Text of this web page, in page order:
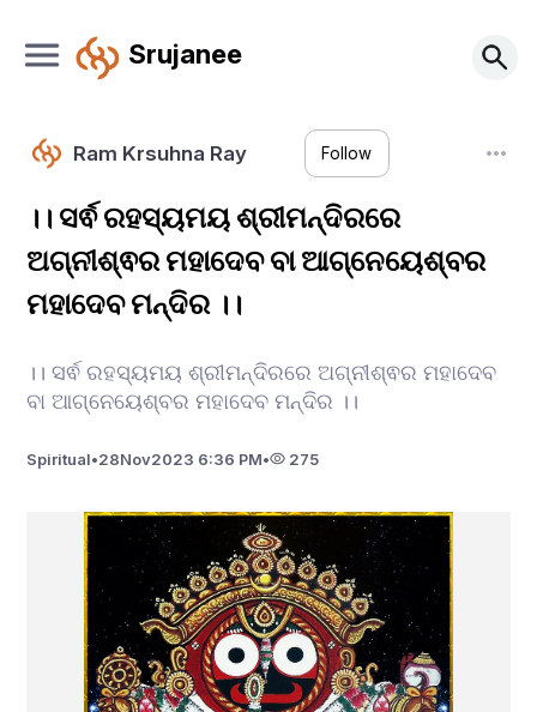
Srujanee
Ram Krsuhna Ray Follow
।। ସର୍ଵ ରହସ୍ୟମୟ ଶ୍ରୀମନ୍ଦିରରେ
ଅଗ୍ନୀଶ୍ଵର ମହାଦେବ ବା ଆଗ୍ନେୟେଶ୍ବର
ମହାଦେବ ମନ୍ଦିର ।।
।। ସର୍ଵ ରହସ୍ୟମୟ ଶ୍ରୀମନ୍ଦିରରେ ଅଗ୍ନୀଶ୍ଵର ମହାଦେବ
ବା ଆଗ୍ନେୟେଶ୍ବର ମହାଦେବ ମନ୍ଦିର ।।
Spiritual•28Nov2023 6:36 PM• 275